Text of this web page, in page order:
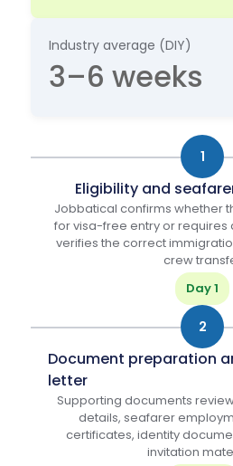
Industry average (DIY)
3–6 weeks
1
Eligibility and
Jobbatical confirms whether
for visa-free entry or requires
verifies the correct
crew
Day 1
2
Document preparation
letter
Supporting documents
details, seafarer
certificates, identity
invitation